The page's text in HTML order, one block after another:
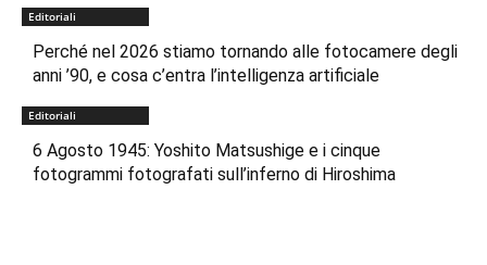
Editoriali
Perché nel 2026 stiamo tornando alle fotocamere degli
anni ’90, e cosa c’entra l’intelligenza artificiale
Editoriali
6 Agosto 1945: Yoshito Matsushige e i cinque
fotogrammi fotografati sull’inferno di Hiroshima